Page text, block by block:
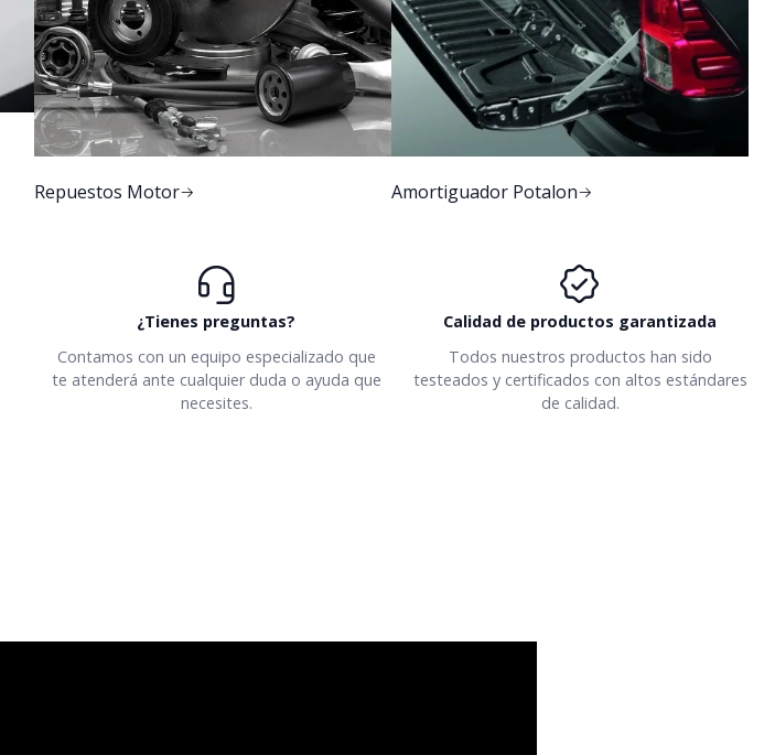
Repuestos Motor Amortiguador Potalon
¿Tienes preguntas?
Contamos con un equipo especializado que
te atenderá ante cualquier duda o ayuda que
necesites.
Calidad de productos garantizada
Todos nuestros productos han sido
testeados y certificados con altos estándares
de calidad.